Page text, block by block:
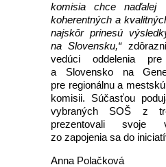
komisia chce naďalej
koherentných a
najskôr prinesú
na Slovensku,“
vedúci oddelenia
a Slovensko na
pre regionálnu a
komisii. Súčasťou
vybraných SOŠ z
prezentovali svoje
zo zapojenia sa do
Anna Polačková